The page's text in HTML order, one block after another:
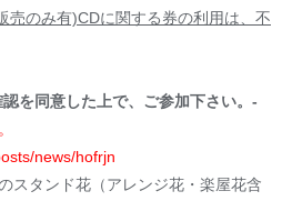
売のみ有)CDに関する券の利用は、不
を同意した上で、ご参加下さい。-
news/hofrjn
スタンド花（アレンジ花・楽屋花含